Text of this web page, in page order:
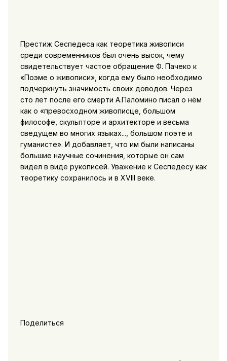
Престиж Сеспедеса как теоретика живописи
среди современников был очень высок, чему
свидетельствует частое обращение Ф. Пачеко к
«Поэме о живописи», когда ему было необходимо
подчеркнуть значимость своих доводов. Через
сто лет после его смерти А.Паломино писал о нём
как о «превосходном живописце, большом
философе, скульпторе и архитекторе и весьма
сведущем во многих языках..., большом поэте и
гуманисте». И добавляет, что им были написаны
большие научные сочинения, которые он сам
видел в виде рукописей. Уважение к Сеспедесу как
теоретику сохранилось и в XVIII веке.
Поделиться